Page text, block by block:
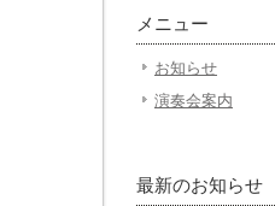
メニュー
お知らせ
演奏会案内
最新のお知らせ